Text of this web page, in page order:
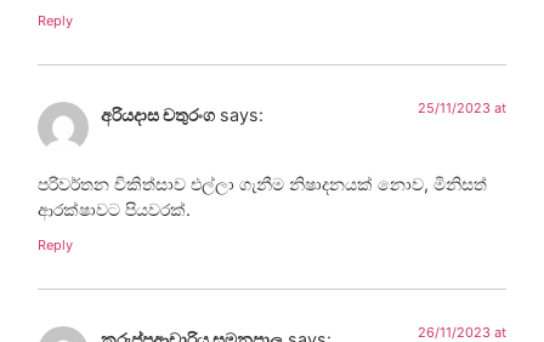
Reply
අරියදාස චතුරංග says: 25/11/2023 at
පරිවර්තන චිකිත්සාව එල්ලා ගැනීම නිෂාදනයක් නොව, මිනිසත්
ආරක්ෂාවට පියවරක්.
Reply
26/11/2023 at